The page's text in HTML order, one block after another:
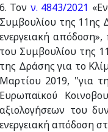
6. Τον ν. 4843/2021
Συμβουλίου της 11ης
ενεργειακή
του Συμβουλίου της
της Δράσης για το
Μαρτίου 2019, "για
Ευρωπαϊκού
αξιολογήσεων του
ενεργειακή απόδοση